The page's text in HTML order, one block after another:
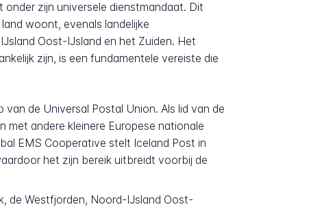
zijn universele dienstmandaat. Dit
woont, evenals landelijke
Oost-IJsland en het Zuiden. Het
zijn, is een fundamentele vereiste die
de Universal Postal Union. Als lid van de
met andere kleinere Europese nationale
EMS Cooperative stelt Iceland Post in
het zijn bereik uitbreidt voorbij de
de Westfjorden, Noord-IJsland Oost-